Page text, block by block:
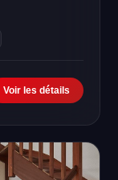
Voir les détails